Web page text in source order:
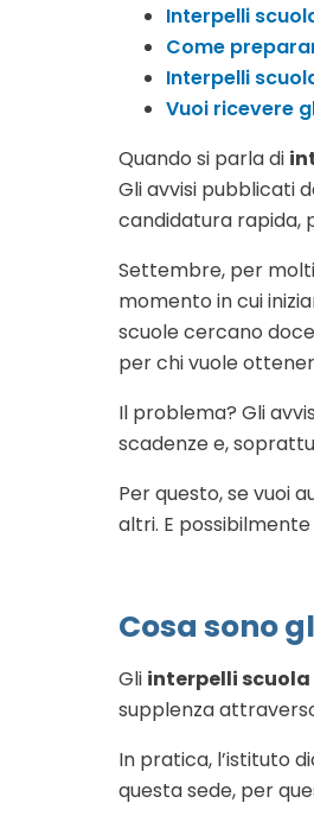
Interpelli
Come
Interpelli
Vuoi ricevere
Quando si parla di
Gli avvisi pubblicati
candidatura rapida,
Settembre, per
momento in cui
scuole cercano
per chi vuole
Il problema? Gli
scadenze e,
Per questo, se vuoi
altri. E
Cosa sono
Gli interpelli scuola
supplenza
In pratica, l’istituto
questa sede, per